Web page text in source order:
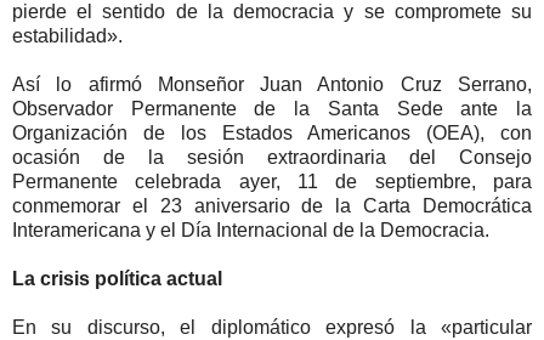
pierde el sentido de la democracia y se compromete su
estabilidad».
Así lo afirmó Monseñor Juan Antonio Cruz Serrano,
Observador Permanente de la Santa Sede ante la
Organización de los Estados Americanos (OEA), con
ocasión de la sesión extraordinaria del Consejo
Permanente celebrada ayer, 11 de septiembre, para
conmemorar el 23 aniversario de la Carta Democrática
Interamericana y el Día Internacional de la Democracia.
La crisis política actual
En su discurso, el diplomático expresó la «particular